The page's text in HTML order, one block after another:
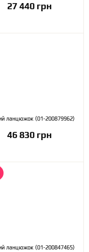
27 440 грн
Золотий ланцюжок (01-200879962)
46 830 грн
Золотий ланцюжок (01-200847465)